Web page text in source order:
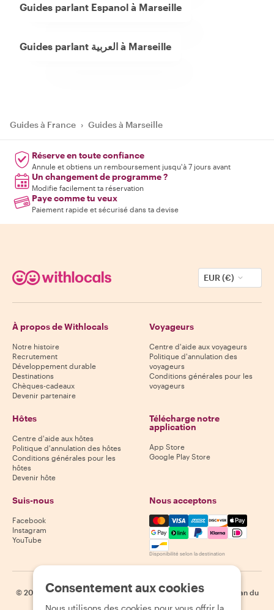
Guides parlant Espanol à Marseille
Guides parlant العربية à Marseille
Guides à France › Guides à Marseille
Réserve en toute confiance
Annule et obtiens un remboursement jusqu'à 7 jours avant
Un changement de programme ?
Modifie facilement ta réservation
Paye comme tu veux
Paiement rapide et sécurisé dans ta devise
EUR (€)
À propos de Withlocals
Notre histoire
Recrutement
Développement durable
Destinations
Chèques-cadeaux
Devenir partenaire
Voyageurs
Centre d'aide aux voyageurs
Politique d'annulation des
voyageurs
Conditions générales pour les
voyageurs
Hôtes
Centre d'aide aux hôtes
Politique d'annulation des hôtes
Conditions générales pour les
hôtes
Devenir hôte
Télécharge notre
application
App Store
Google Play Store
Suis-nous
Facebook
Instagram
YouTube
Nous acceptons
Mastercard, Visa, Amex,
Disponibilité selon la destination
© 2026 Withlocals.com | Politique de confidentialité | Cookies
Plan du
site
Consentement aux cookies
Nous utilisons des cookies pour vous offrir la